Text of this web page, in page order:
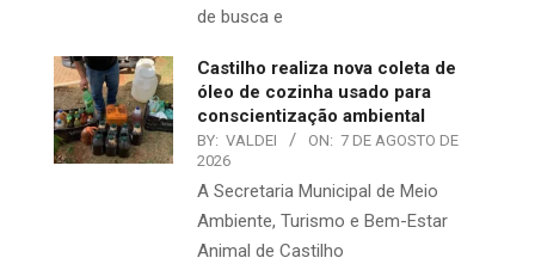
de busca e
Castilho realiza nova coleta de
óleo de cozinha usado para
conscientização ambiental
BY: VALDEI ON: 7 DE AGOSTO DE
2026
A Secretaria Municipal de Meio
Ambiente, Turismo e Bem-Estar
Animal de Castilho